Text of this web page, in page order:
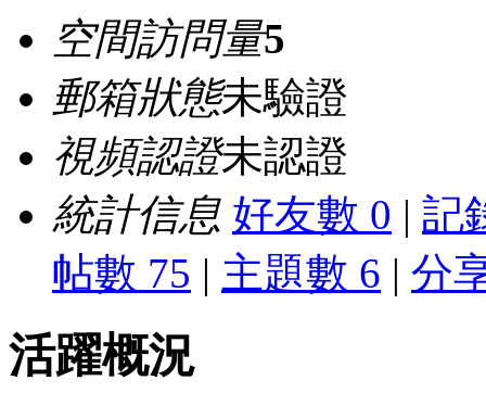
空間訪問量5
郵箱狀態未驗證
視頻認證未認證
統計信息 好友數 0 | 記
帖數 75 | 主題數 6 | 分
活躍概況